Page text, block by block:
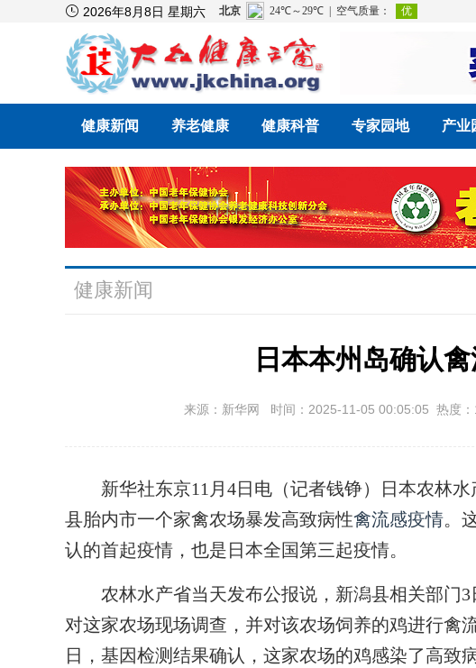
 2026年8月8日 星期六
健康新闻 养老健康 健康科普 专家园地 产业
健康新闻
日本本州岛确认
来源：新华网 时间：2025-11-05 00:05:05 热度
新华社东京11月4日电（记者钱铮）日本农林水
县胎内市一个家禽农场暴发高致病性禽流感疫情。
认的首起疫情，也是日本全国第三起疫情。
农林水产省当天发布公报说，新潟县相关部门3
对这家农场现场调查，并对该农场饲养的鸡进行禽
日，基因检测结果确认，这家农场的鸡感染了高致